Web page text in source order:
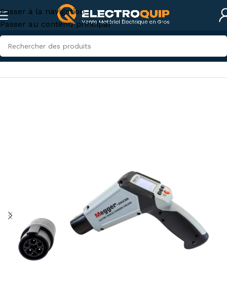
Passer à la navigation
Passer au contenu principal
Accueil/Accessoires et outillage/Outillage